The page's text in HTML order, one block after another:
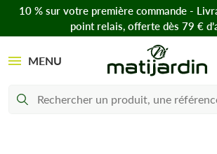
10 % sur votre première commande -
point relais, offerte dès 79 €
MENU